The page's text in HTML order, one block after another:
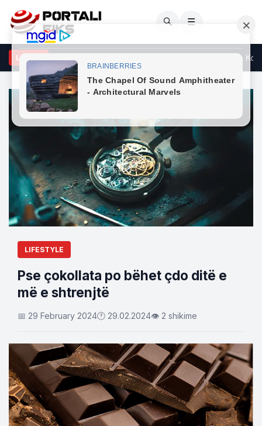
🔍 ☰
LAJME
Ndërkombëtarët të reagojnë ndaj deklaratës së Vuçiqit,
LIFESTYLE
Pse çokollata po bëhet çdo ditë e
më e shtrenjtë
📅 29 February 2024🕐 29.02.2024👁 2 shikime